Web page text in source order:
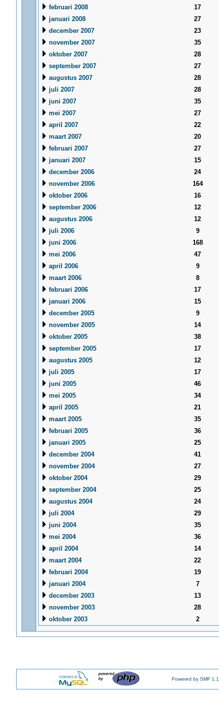
februari 2008
17
januari 2008
27
december 2007
23
november 2007
35
oktober 2007
28
september 2007
27
augustus 2007
28
juli 2007
28
juni 2007
35
mei 2007
27
april 2007
22
maart 2007
20
februari 2007
27
januari 2007
15
december 2006
24
november 2006
164
oktober 2006
16
september 2006
12
augustus 2006
12
juli 2006
9
juni 2006
168
mei 2006
47
april 2006
9
maart 2006
8
februari 2006
17
januari 2006
15
december 2005
9
november 2005
14
oktober 2005
38
september 2005
17
augustus 2005
12
juli 2005
17
juni 2005
46
mei 2005
34
april 2005
21
maart 2005
35
februari 2005
36
januari 2005
25
december 2004
41
november 2004
27
oktober 2004
29
september 2004
25
augustus 2004
24
juli 2004
29
juni 2004
35
mei 2004
36
april 2004
14
maart 2004
22
februari 2004
19
januari 2004
7
december 2003
13
november 2003
28
oktober 2003
2
Powered by SMF